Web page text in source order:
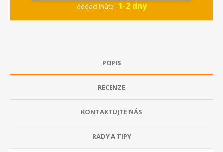
dodací lhůta : 1-2 dny
POPIS
RECENZE
KONTAKTUJTE NÁS
RADY A TIPY